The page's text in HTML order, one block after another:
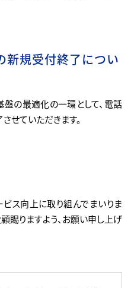
新規受付終了につい
盤の最適化の一環として、電話
せていただきます。
ス向上に取り組んでまいりま
賜りますよう、お願い申し上げ